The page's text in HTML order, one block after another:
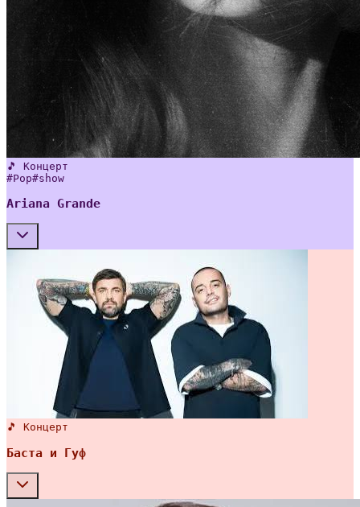
🎵 Концерт
#Pop#show
Ariana Grande
🎵 Концерт
Баста и Гуф